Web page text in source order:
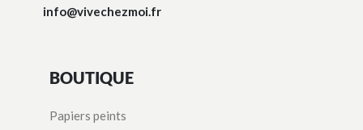
info@vivechezmoi.fr
BOUTIQUE
Papiers peints